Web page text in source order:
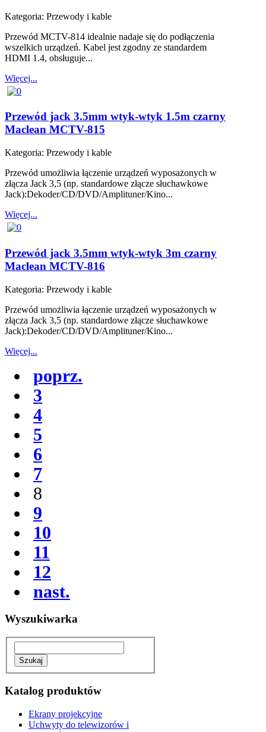
Kategoria: Przewody i kable
Przewód MCTV-814 idealnie nadaje się do podłączenia
wszelkich urządzeń. Kabel jest zgodny ze standardem
HDMI 1.4, obsługuje...
Więcej...
Przewód jack 3.5mm wtyk-wtyk 1.5m czarny
Maclean MCTV-815
Kategoria: Przewody i kable
Przewód umożliwia łączenie urządzeń wyposażonych w
złącza Jack 3,5 (np. standardowe złącze słuchawkowe
Jack):Dekoder/CD/DVD/Amplituner/Kino...
Więcej...
Przewód jack 3.5mm wtyk-wtyk 3m czarny
Maclean MCTV-816
Kategoria: Przewody i kable
Przewód umożliwia łączenie urządzeń wyposażonych w
złącza Jack 3,5 (np. standardowe złącze słuchawkowe
Jack):Dekoder/CD/DVD/Amplituner/Kino...
Więcej...
poprz.
3
4
5
6
7
8
9
10
11
12
nast.
Wyszukiwarka
Katalog produktów
Ekrany projekcyjne
Uchwyty do telewizorów i